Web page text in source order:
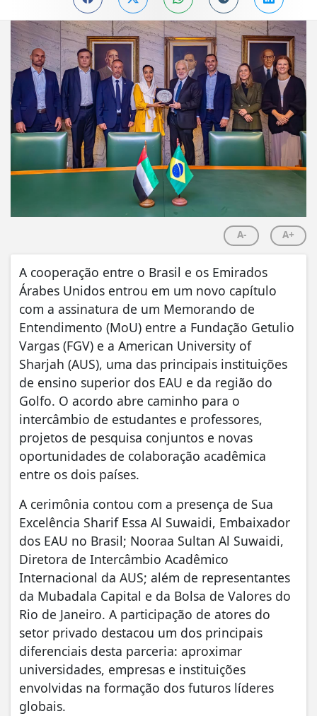
A- A+
A cooperação entre o Brasil e os Emirados
Árabes Unidos entrou em um novo capítulo
com a assinatura de um Memorando de
Entendimento (MoU) entre a Fundação Getulio
Vargas (FGV) e a American University of
Sharjah (AUS), uma das principais instituições
de ensino superior dos EAU e da região do
Golfo. O acordo abre caminho para o
intercâmbio de estudantes e professores,
projetos de pesquisa conjuntos e novas
oportunidades de colaboração acadêmica
entre os dois países.
A cerimônia contou com a presença de Sua
Excelência Sharif Essa Al Suwaidi, Embaixador
dos EAU no Brasil; Nooraa Sultan Al Suwaidi,
Diretora de Intercâmbio Acadêmico
Internacional da AUS; além de representantes
da Mubadala Capital e da Bolsa de Valores do
Rio de Janeiro. A participação de atores do
setor privado destacou um dos principais
diferenciais desta parceria: aproximar
universidades, empresas e instituições
envolvidas na formação dos futuros líderes
globais.